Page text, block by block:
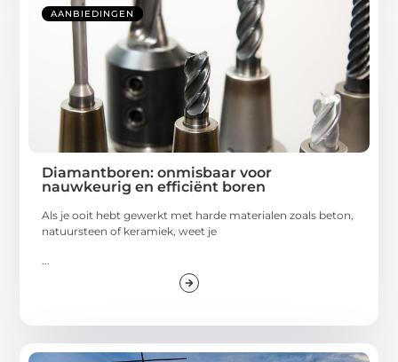
AANBIEDINGEN
Diamantboren: onmisbaar voor
nauwkeurig en efficiënt boren
Als je ooit hebt gewerkt met harde materialen zoals beton,
natuursteen of keramiek, weet je